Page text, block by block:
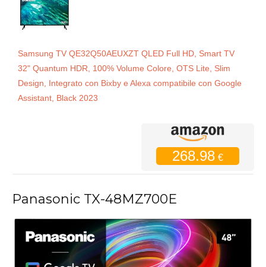
Samsung TV QE32Q50AEUXZT QLED Full HD, Smart TV
32" Quantum HDR, 100% Volume Colore, OTS Lite, Slim
Design, Integrato con Bixby e Alexa compatibile con Google
Assistant, Black 2023
268.98 €
Panasonic TX-48MZ700E